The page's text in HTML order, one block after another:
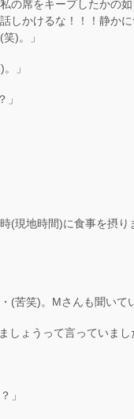
の席をキープしたかの
しかけるな！！！静か
)。」
」
(現地時間)に食事を摂り
(苦笑)。Mさんも聞いて
ょうって言っていまし
」